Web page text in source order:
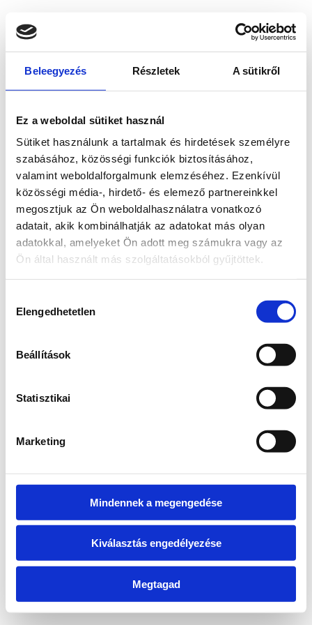
Beleegyezés Részletek A sütikről
Ez a weboldal sütiket használ
Sütiket használunk a tartalmak és hirdetések személyre
szabásához, közösségi funkciók biztosításához,
valamint weboldalforgalmunk elemzéséhez. Ezenkívül
közösségi média-, hirdető- és elemező partnereinkkel
megosztjuk az Ön weboldalhasználatra vonatkozó
adatait, akik kombinálhatják az adatokat más olyan
adatokkal, amelyeket Ön adott meg számukra vagy az
Ön által használt más szolgáltatásokból gyűjtöttek.
kiválasztása
Elengedhetetlen
Beállítások
Statisztikai
Marketing
Mindennek a megengedése
Kiválasztás engedélyezése
Megtagad
loadingwww.bicapp.hu
(see the browser console for more